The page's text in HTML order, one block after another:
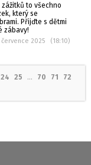
to všechno
který se
Přijďte s dětmi
zábavy!
července 2025 (18:10)
24 25 ... 70 71 72